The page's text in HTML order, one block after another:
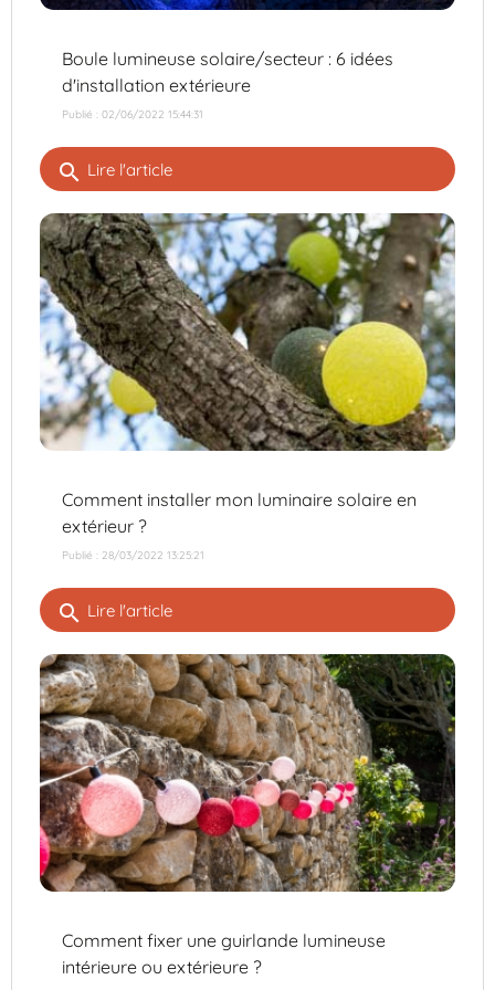
Boule lumineuse solaire/secteur : 6 idées
d'installation extérieure
Publié : 02/06/2022 15:44:31
search Lire l'article
Comment installer mon luminaire solaire en
extérieur ?
Publié : 28/03/2022 13:25:21
search Lire l'article
Comment fixer une guirlande lumineuse
intérieure ou extérieure ?